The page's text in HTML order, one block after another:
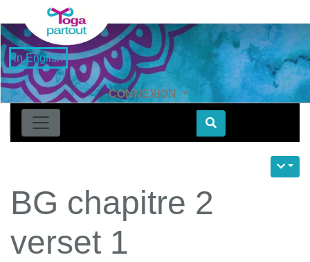
in English
CONNEXION
Find
BG chapitre 2
verset 1